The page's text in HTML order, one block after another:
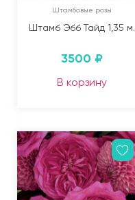
Штамбовые розы
Штамб Эбб Тайд 1,35 м.
3500 ₽
В корзину